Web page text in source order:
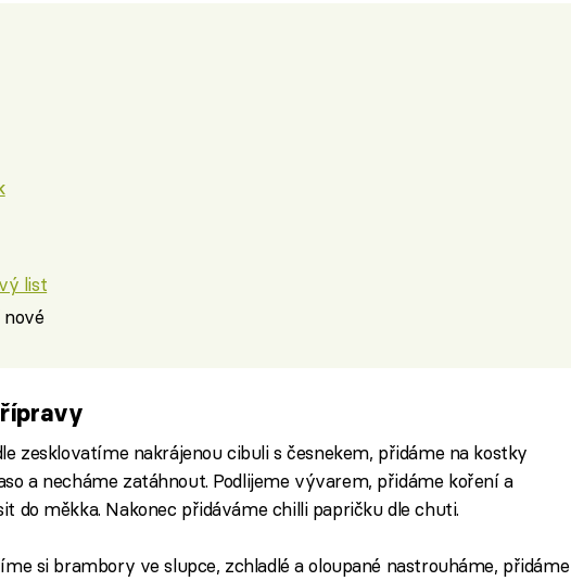
list
nové
zesklovatíme nakrájenou cibuli s česnekem, přidáme na kostky
a necháme zatáhnout. Podlijeme vývarem, přidáme koření a
do měkka. Nakonec přidáváme chilli papričku dle chuti.
si brambory ve slupce, zchladlé a oloupané nastrouháme, přidáme